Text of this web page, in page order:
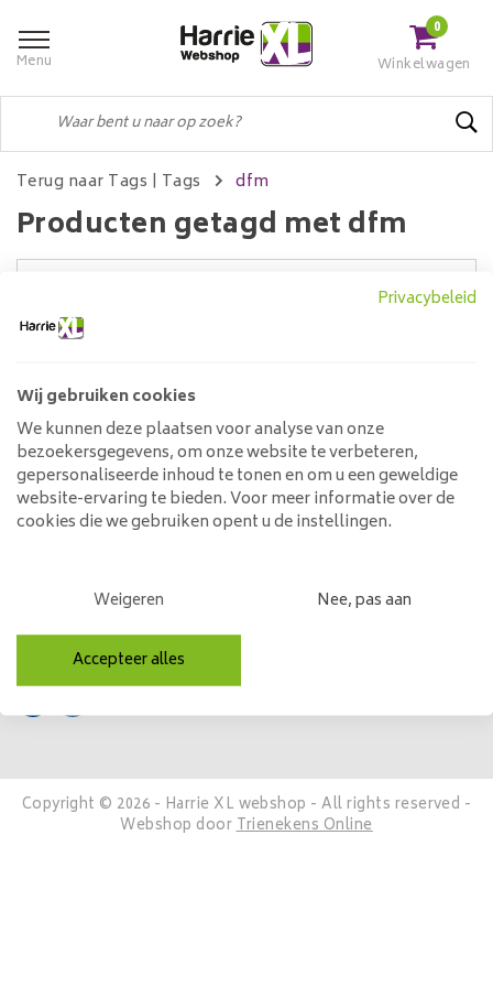
Menu
0
Winkelwagen
Terug naar Tags | Tags dfm
Producten getagd met dfm
Geen producten gevonden!...
Klantenservice
Mijn account
Contactgegevens
Volg ons
Copyright © 2026 - Harrie XL webshop - All rights reserved -
Webshop doorTrienekens Online
Privacybeleid
Wij gebruiken cookies
We kunnen deze plaatsen voor analyse van onze
bezoekersgegevens, om onze website te verbeteren,
gepersonaliseerde inhoud te tonen en om u een geweldige
website-ervaring te bieden. Voor meer informatie over de
cookies die we gebruiken opent u de instellingen.
Weigeren Nee, pas aan
Accepteer alles